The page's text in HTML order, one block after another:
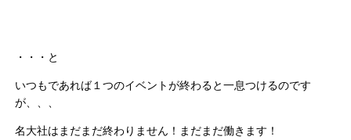
・・・と
いつもであれば１つのイベントが終わると一息つけるのです
が、、、
名大社はまだまだ終わりません！まだまだ働きます！